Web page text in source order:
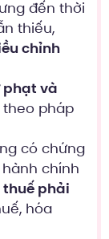
đến thời
thiếu,
chỉnh
phạt và
theo pháp
có chứng
chính
thuế phải
hóa